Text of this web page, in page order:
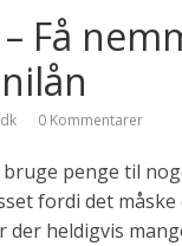
Få
0 Kommentarer
penge til
fordi det måske
der heldigvis